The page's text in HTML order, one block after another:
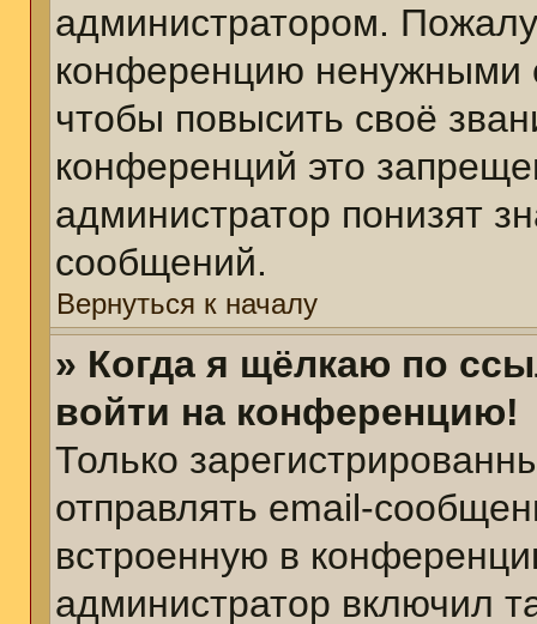
администратором.
конференцию ненужными
чтобы повысить своё
конференций это
администратор понизят
сообщений.
Вернуться к началу
» Когда я щёлкаю по
войти на конференцию!
Только
отправлять email-
встроенную в
администратор включил